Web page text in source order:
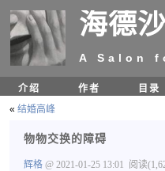
海德
A Salon
介绍
作者 目录
« 结婚高峰
物物交换的障碍
辉格 @ 2021-01-25 13:01 阅读